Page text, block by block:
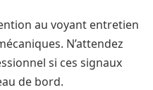
au voyant entretien
N’attendez
si ces signaux
de bord.